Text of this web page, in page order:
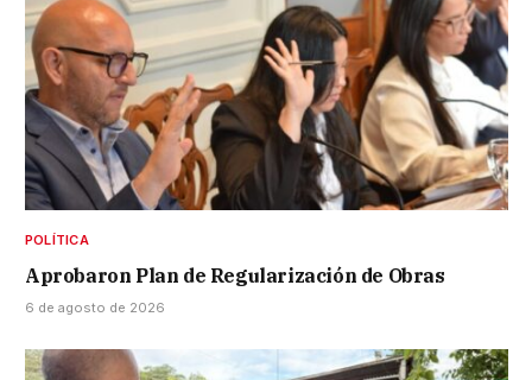
POLÍTICA
Aprobaron Plan de Regularización de Obras
6 de agosto de 2026